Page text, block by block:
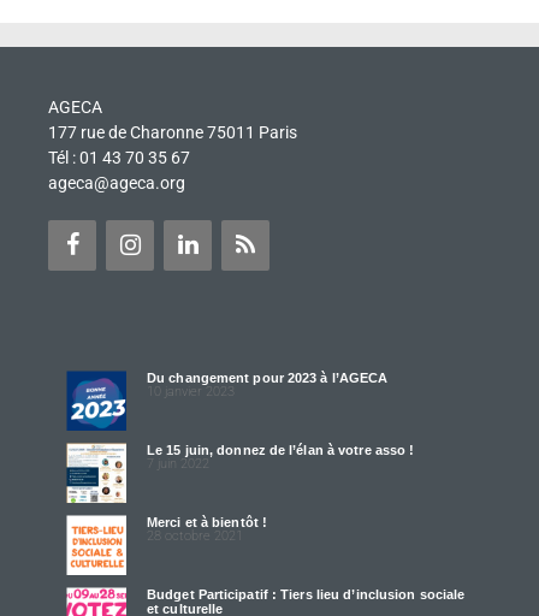
AGECA
177 rue de Charonne 75011 Paris
Tél : 01 43 70 35 67
ageca@ageca.org
Du changement pour 2023 à l’AGECA
10 janvier 2023
Le 15 juin, donnez de l’élan à votre asso !
7 juin 2022
Merci et à bientôt !
28 octobre 2021
Budget Participatif : Tiers lieu d’inclusion sociale
et culturelle